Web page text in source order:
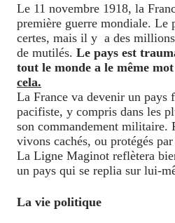
Le 11 novembre 1918, la
première guerre mondiale. Le
certes, mais il y a des
de mutilés. Le pays est
tout le monde a le même
cela.
La France va devenir un pays
pacifiste, y compris dans les
son commandement militaire.
vivons cachés, ou protégés
La Ligne Maginot reflètera
un pays qui se replia sur lui-
La vie politique